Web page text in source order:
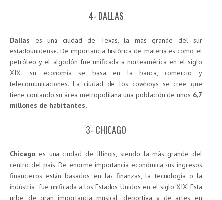
4- DALLAS
Dallas es una ciudad de Texas, la más grande del sur
estadounidense. De importancia histórica de materiales como el
petróleo y el algodón fue unificada a norteamérica en el siglo
XIX; su economía se basa en la banca, comercio y
telecomunicaciones. La ciudad de los cowboys se cree que
tiene contando su área metropolitana una población de unos 6,7
millones de habitantes.
3- CHICAGO
Chicago es una ciudad de Illinois, siendo la más grande del
centro del país. De enorme importancia económica sus ingresos
financieros están basados en las finanzas, la tecnología o la
indústria; fue unificada a los Estados Unidos en el siglo XIX. Esta
urbe de gran importancia musical, deportiva y de artes en